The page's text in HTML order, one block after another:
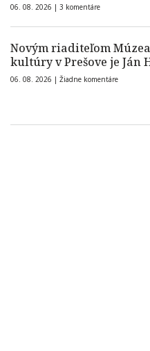
06. 08. 2026 | 3 komentáre
Novým riaditeľom
kultúry v Prešove je Ján
06. 08. 2026 | Žiadne komentáre